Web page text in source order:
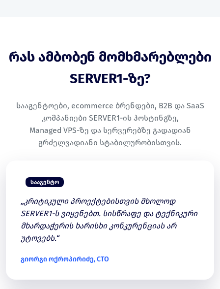
რას ამბობენ მომხმარებლები
SERVER1-ზე?
სააგენტოები, ecommerce ბრენდები, B2B და SaaS
კომპანიები SERVER1-ის ჰოსტინგზე,
Managed VPS-ზე და სერვერებზე გადადიან
გრძელვადიანი სტაბილურობისთვის.
ᲡᲐᲐᲒᲔᲜᲢᲝ
„კრიტიკული პროექტებისთვის მხოლოდ
SERVER1-ს ვიყენებთ. სისწრაფე და ტექნიკური
მხარდაჭერის ხარისხი კონკურენციას არ
უტოვებს.“
გიორგი ოქროპირიძე, CTO